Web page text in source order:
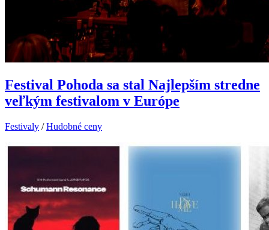
Festival Pohoda sa stal Najlepším stredne
veľkým festivalom v Európe
Festivaly /Hudobné ceny